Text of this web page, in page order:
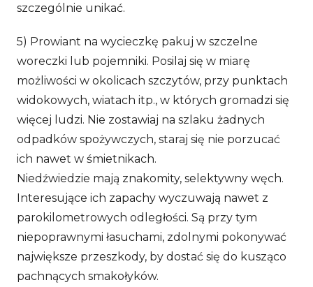
szczególnie unikać.
5) Prowiant na wycieczkę pakuj w szczelne
woreczki lub pojemniki. Posilaj się w miarę
możliwości w okolicach szczytów, przy punktach
widokowych, wiatach itp., w których gromadzi się
więcej ludzi. Nie zostawiaj na szlaku żadnych
odpadków spożywczych, staraj się nie porzucać
ich nawet w śmietnikach.
Niedźwiedzie mają znakomity, selektywny węch.
Interesujące ich zapachy wyczuwają nawet z
parokilometrowych odległości. Są przy tym
niepoprawnymi łasuchami, zdolnymi pokonywać
największe przeszkody, by dostać się do kusząco
pachnących smakołyków.